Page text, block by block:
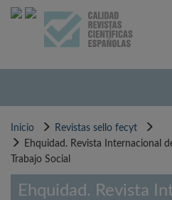
Pasar
Inicio
Revistas sello fecyt
Ehquidad. Revista Internacional
Trabajo Social
Ehquidad. Revista